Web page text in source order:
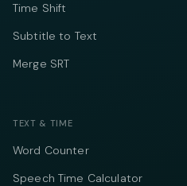
Time Shift
Subtitle to Text
Merge SRT
TEXT & TIME
Word Counter
Speech Time Calculator